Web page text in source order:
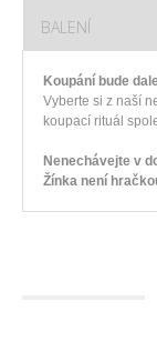
BALENÍ
Koupání bude
Vyberte si z naší
koupací rituál
Nenechávejte v
Žínka není